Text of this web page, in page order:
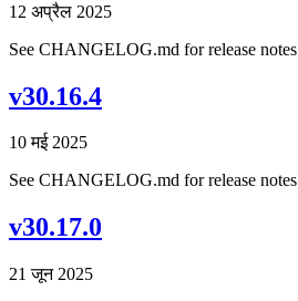
12 अप्रैल 2025
See CHANGELOG.md for release notes
v30.16.4
10 मई 2025
See CHANGELOG.md for release notes
v30.17.0
21 जून 2025